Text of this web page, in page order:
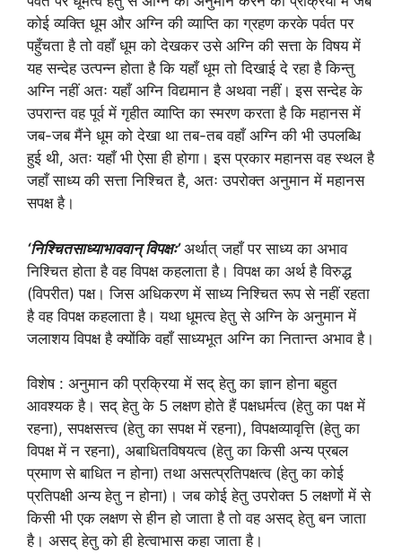
कोई व्यक्ति धूम और अग्नि की व्याप्ति का ग्रहण करके पर्वत पर
पहुँचता है तो वहाँ धूम को देखकर उसे अग्नि की सत्ता के विषय में
यह सन्देह उत्पन्न होता है कि यहाँ धूम तो दिखाई दे रहा है किन्तु
अग्नि नहीं अतः यहाँ अग्नि विद्यमान है अथवा नहीं। इस सन्देह के
उपरान्त वह पूर्व में गृहीत व्याप्ति का स्मरण करता है कि महानस में
जब-जब मैंने धूम को देखा था तब-तब वहाँ अग्नि की भी उपलब्धि
हुई थी, अतः यहाँ भी ऐसा ही होगा। इस प्रकार महानस वह स्थल है
जहाँ साध्य की सत्ता निश्चित है, अतः उपरोक्त अनुमान में महानस
सपक्ष है।
‘निश्चितसाध्याभाववान् विपक्षः’अर्थात् जहाँ पर साध्य का अभाव
निश्चित होता है वह विपक्ष कहलाता है। विपक्ष का अर्थ है विरुद्ध
(विपरीत) पक्ष। जिस अधिकरण में साध्य निश्चित रूप से नहीं रहता
है वह विपक्ष कहलाता है। यथा धूमत्व हेतु से अग्नि के अनुमान में
जलाशय विपक्ष है क्योंकि वहाँ साध्यभूत अग्नि का नितान्त अभाव है।
विशेष : अनुमान की प्रक्रिया में सद् हेतु का ज्ञान होना बहुत
आवश्यक है। सद् हेतु के 5 लक्षण होते हैं पक्षधर्मत्व (हेतु का पक्ष में
रहना), सपक्षसत्त्व (हेतु का सपक्ष में रहना), विपक्षव्यावृत्ति (हेतु का
विपक्ष में न रहना), अबाधितविषयत्व (हेतु का किसी अन्य प्रबल
प्रमाण से बाधित न होना) तथा असत्प्रतिपक्षत्व (हेतु का कोई
प्रतिपक्षी अन्य हेतु न होना)। जब कोई हेतु उपरोक्त 5 लक्षणों में से
किसी भी एक लक्षण से हीन हो जाता है तो वह असद् हेतु बन जाता
है। असद् हेतु को ही हेत्वाभास कहा जाता है।